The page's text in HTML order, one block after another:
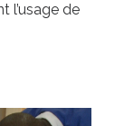
l’usage de